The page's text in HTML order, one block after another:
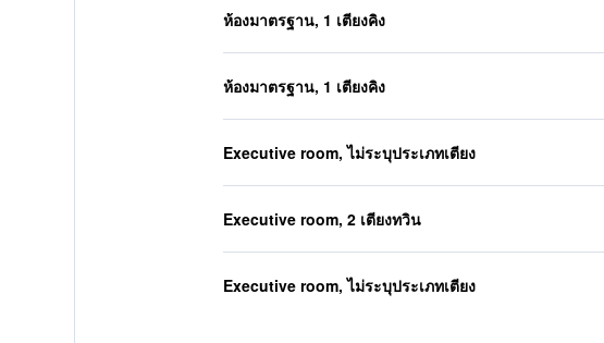
ห้องมาตรฐาน, 1 เตียงคิง
ห้องมาตรฐาน, 1 เตียงคิง
Executive room, ไม่ระบุประเภทเตียง
Executive room, 2 เตียงทวิน
Executive room, ไม่ระบุประเภทเตียง